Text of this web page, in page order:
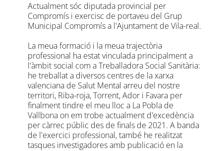
Actualment sóc diputada provincial per
Compromís i exercisc de portaveu del Grup
Municipal Compromís a l'Ajuntament de Vila-real.
La meua formació i la meua trajectòria
professional ha estat vinculada principalment a
l'àmbit social com a Treballadora Social Sanitària:
he treballat a diversos centres de la xarxa
valenciana de Salut Mental arreu del nostre
territori, Riba-roja, Torrent, Ador i Favara per
finalment tindre el meu lloc a La Pobla de
Vallbona on em trobe actualment d'excedència
per càrrec públic des de finals de 2021. A banda
de l'exercici professional, també he realitzat
tasques investigadores amb publicació en la